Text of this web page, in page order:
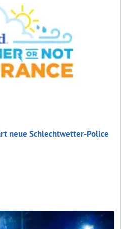
neue Schlechtwetter-Police